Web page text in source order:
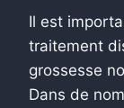
Il est
traitement
grossesse
Dans de